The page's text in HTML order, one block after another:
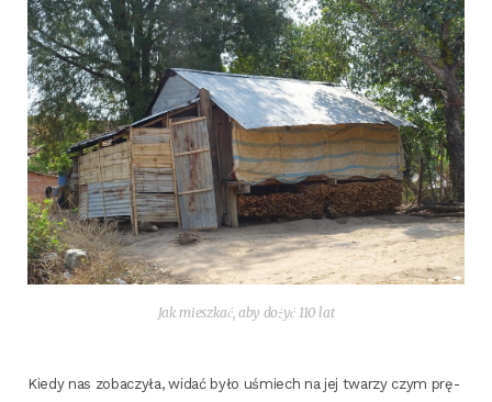
Jak miesz­kać, aby dożyć 110 lat
Kie­dy nas zoba­czy­ła, widać było uśmiech na jej twa­rzy czym prę­